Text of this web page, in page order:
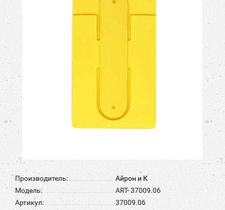
Производитель:
Айрон и К
Модель:
ART- 37009.06
Артикул:
37009.06